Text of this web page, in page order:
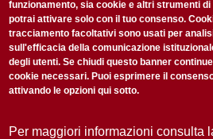
Accetto laPrivacy Policy
funzionamento, sia cookie e altri strumenti
potrai attivare solo con il tuo consenso.
tracciamento facoltativi sono usati per
sull'efficacia della comunicazione
degli utenti. Se chiudi questo banner
cookie necessari. Puoi esprimere il
attivando le opzioni qui sotto.
Per maggiori informazioni consulta